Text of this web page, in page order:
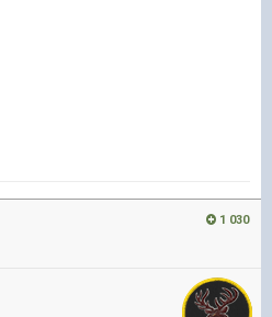
1 030